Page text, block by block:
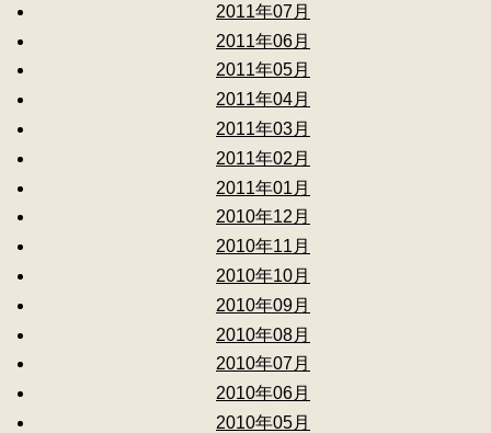
2011年07月
2011年06月
2011年05月
2011年04月
2011年03月
2011年02月
2011年01月
2010年12月
2010年11月
2010年10月
2010年09月
2010年08月
2010年07月
2010年06月
2010年05月